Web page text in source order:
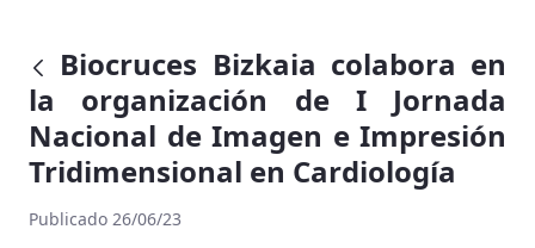
Biocruces Bizkaia colabora en
la organización de I Jornada
Nacional de Imagen e Impresión
Tridimensional en Cardiología
Publicado 26/06/23